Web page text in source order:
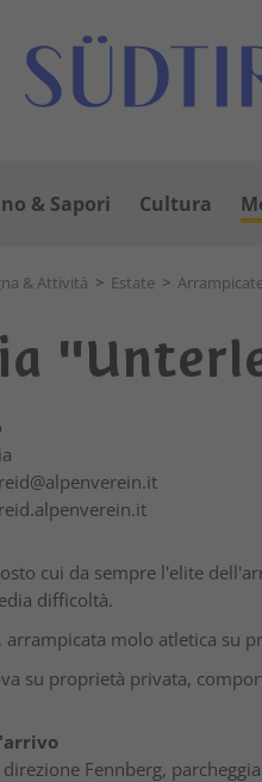
& Sapori Cultura
& Attività > Estate >
cui da sempre l'elite
difficoltà.
arrampicata molo atletica su
su proprietà privata,
Fennberg,